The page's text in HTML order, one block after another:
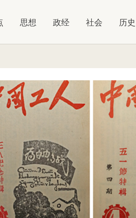
思想 政经 社会 历史